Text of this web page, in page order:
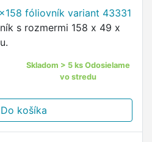
fóliovník variant 43331
s rozmermi 158 x 49 x
Skladom > 5 ks Odosielame
vo stredu
košíka